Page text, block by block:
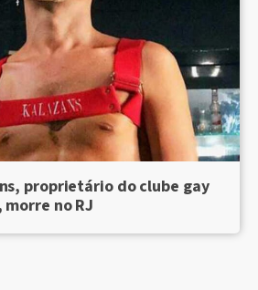
proprietário do clube gay
morre no RJ